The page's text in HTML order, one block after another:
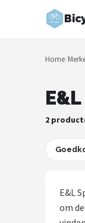
Zoeken
NAVIGATIE
Merken
Home/
2
E&L
om